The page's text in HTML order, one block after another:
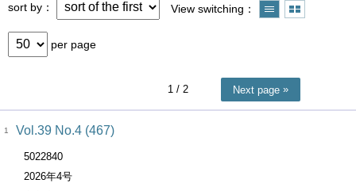
sort by View switching
per page
1 / 2 Next page
1 Vol.39 No.4 (467)
5022840
2026年4号